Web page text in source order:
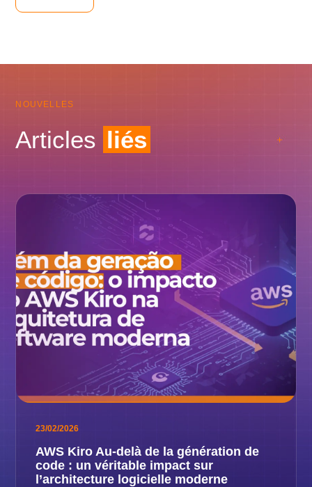
NOUVELLES
Articles liés
23/02/2026
AWS Kiro Au-delà de la génération de
code : un véritable impact sur
l’architecture logicielle moderne